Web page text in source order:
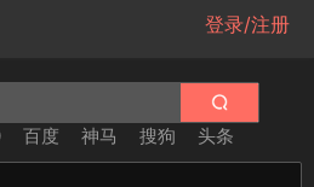
登录/注册
百度 神马 搜狗 头条